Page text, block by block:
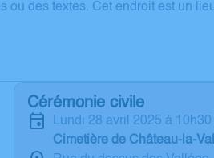
ou des textes. Cet endroit est un
Cérémonie civile
lundi 28 avril 2025 à 10h30
Cimetière de Château-la-